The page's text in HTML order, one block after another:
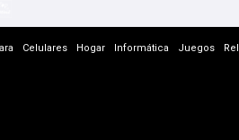
Celulares Hogar Informática Juegos